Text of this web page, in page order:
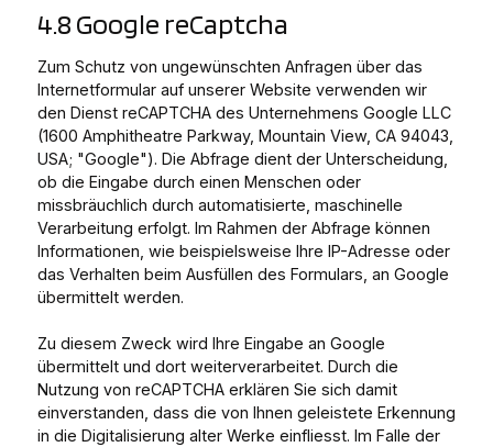
4.8 Google reCaptcha
Zum Schutz von ungewünschten Anfragen über das
Internetformular auf unserer Website verwenden wir
den Dienst reCAPTCHA des Unternehmens Google LLC
(1600 Amphitheatre Parkway, Mountain View, CA 94043,
USA; "Google"). Die Abfrage dient der Unterscheidung,
ob die Eingabe durch einen Menschen oder
missbräuchlich durch automatisierte, maschinelle
Verarbeitung erfolgt. Im Rahmen der Abfrage können
Informationen, wie beispielsweise Ihre IP-Adresse oder
das Verhalten beim Ausfüllen des Formulars, an Google
übermittelt werden.
Zu diesem Zweck wird Ihre Eingabe an Google
übermittelt und dort weiterverarbeitet. Durch die
Nutzung von reCAPTCHA erklären Sie sich damit
einverstanden, dass die von Ihnen geleistete Erkennung
in die Digitalisierung alter Werke einfliesst. Im Falle der